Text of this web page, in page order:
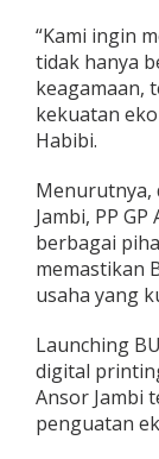
“Kami ingin
tidak hanya
keagamaan,
kekuatan
Habibi.
Menurutnya,
Jambi, PP
berbagai
memastikan
usaha yang
Launching
digital
Ansor Jambi
penguatan